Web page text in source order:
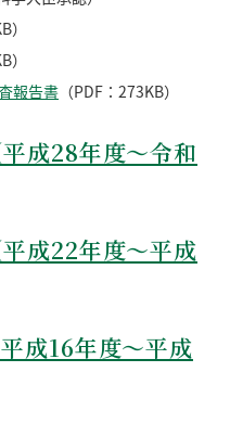
）
）
報告書 （PDF：273KB）
成28年度～令和
成22年度～平成
成16年度～平成